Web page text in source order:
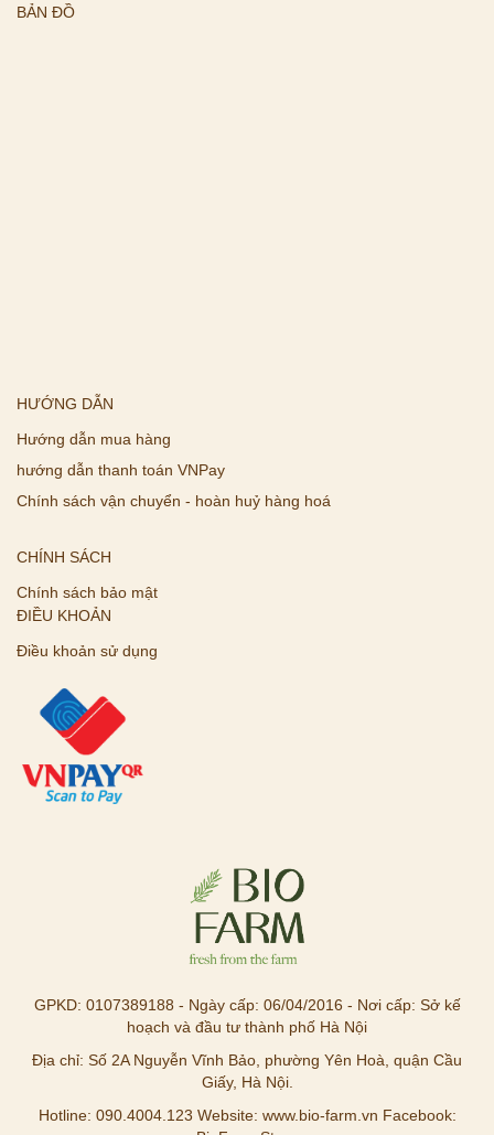
BẢN ĐỒ
HƯỚNG DẪN
Hướng dẫn mua hàng
hướng dẫn thanh toán VNPay
Chính sách vận chuyển - hoàn huỷ hàng hoá
CHÍNH SÁCH
Chính sách bảo mật
ĐIỀU KHOẢN
Điều khoản sử dụng
GPKD: 0107389188 - Ngày cấp: 06/04/2016 - Nơi cấp: Sở kế
hoạch và đầu tư thành phố Hà Nội
Địa chỉ: Số 2A Nguyễn Vĩnh Bảo, phường Yên Hoà, quận Cầu
Giấy, Hà Nội.
Hotline: 090.4004.123 Website: www.bio-farm.vn Facebook: